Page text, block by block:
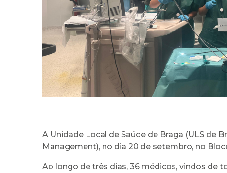
A Unidade Local de Saúde de Braga (ULS de
Management), no dia 20 de setembro, no
Ao longo de três dias, 36 médicos, vindos de